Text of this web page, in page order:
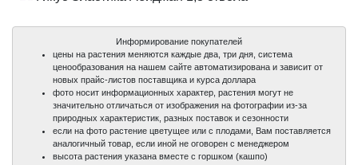
100%
100%
100%
100%
100%
Информирование покупателей
цены на растения меняются каждые два, три дня, система
ценообразования на нашем сайте автоматизирована и зависит от
новых прайс-листов поставщика и курса доллара
фото носит информационных характер, растения могут не
значительно отличаться от изображения на фотографии из-за
природных характеристик, разных поставок и сезонности
если на фото растение цветущее или с плодами, Вам поставляется
аналогичный товар, если иной не оговорен с менеджером
высота растения указана вместе с горшком (кашпо)